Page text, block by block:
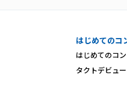
はじめてのコ
はじめてのコ
タクトデビュー